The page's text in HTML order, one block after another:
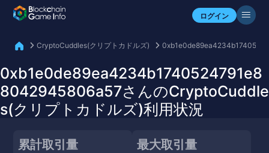
ログイン
自分のアセットを確認
CryptoCuddles(クリプトカドルズ)
0xb1e0de89ea4234b1740524791e8
8042945806a57さんのCryptoCuddle
s(クリプトカドルズ)利用状況
累計取引量
最大取引量